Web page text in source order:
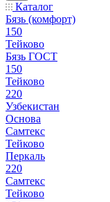
Каталог
Бязь (комфорт)
150
Тейково
Бязь ГОСТ
150
Тейково
220
Узбекистан
Основа
Самтекс
Тейково
Перкаль
220
Самтекс
Тейково